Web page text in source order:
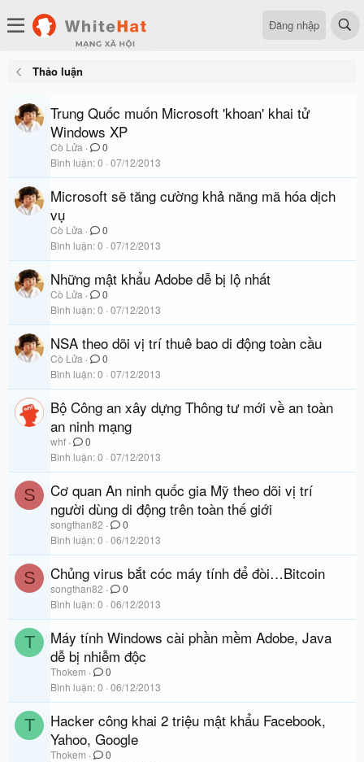
Đăng nhập
Thảo luận
Trung Quốc muốn Microsoft 'khoan' khai tử
Windows XP
Cò Lửa
0
Bình luận 0 07/12/2013
Microsoft sẽ tăng cường khả năng mã hóa dịch
vụ
Cò Lửa
0
Bình luận 0 07/12/2013
Những mật khẩu Adobe dễ bị lộ nhất
Cò Lửa
0
Bình luận 0 07/12/2013
NSA theo dõi vị trí thuê bao di động toàn cầu
Cò Lửa
0
Bình luận 0 07/12/2013
Bộ Công an xây dựng Thông tư mới về an toàn
an ninh mạng
whf
0
Bình luận 0 07/12/2013
S
Cơ quan An ninh quốc gia Mỹ theo dõi vị trí
người dùng di động trên toàn thế giới
songthan82
0
Bình luận 0 06/12/2013
S Chủng virus bắt cóc máy tính để đòi…Bitcoin
songthan82
0
Bình luận 0 06/12/2013
T
Máy tính Windows cài phần mềm Adobe, Java
dễ bị nhiễm độc
Thokem
0
Bình luận 0 06/12/2013
T
Hacker công khai 2 triệu mật khẩu Facebook,
Yahoo, Google
Thokem
0